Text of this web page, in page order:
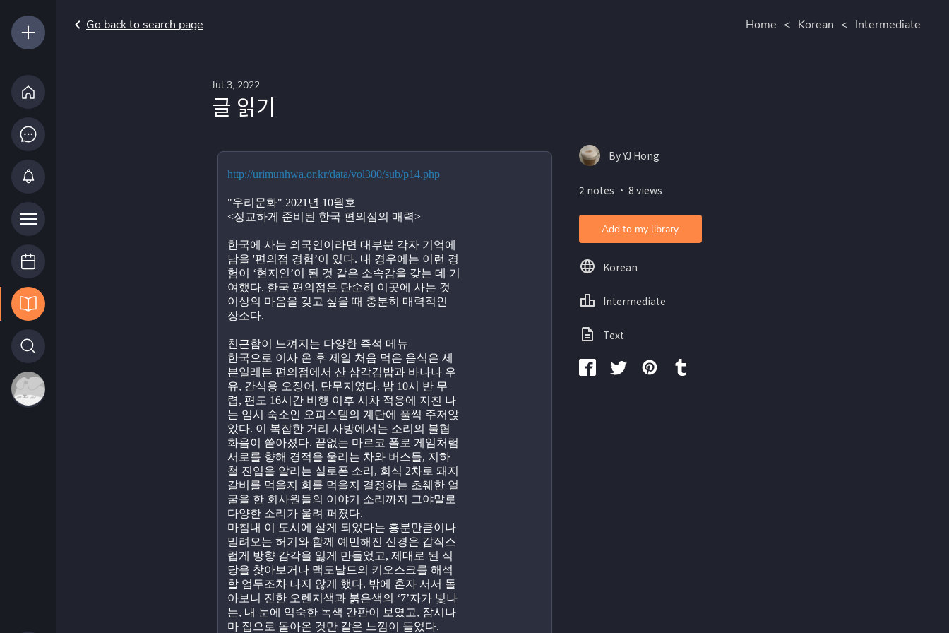
Go back to search page Home < Korean < Intermediate
Jul 3, 2022
글 읽기
http://urimunhwa.or.kr/data/vol300/sub/p14.php
"우리문화" 2021년 10월호
<정교하게 준비된 한국 편의점의 매력>
한국에 사는 외국인이라면 대부분 각자 기억에
남을 '편의점 경험’이 있다. 내 경우에는 이런 경
험이 ‘현지인’이 된 것 같은 소속감을 갖는 데 기
여했다. 한국 편의점은 단순히 이곳에 사는 것
이상의 마음을 갖고 싶을 때 충분히 매력적인
장소다.
친근함이 느껴지는 다양한 즉석 메뉴
한국으로 이사 온 후 제일 처음 먹은 음식은 세
븐일레븐 편의점에서 산 삼각김밥과 바나나 우
유, 간식용 오징어, 단무지였다. 밤 10시 반 무
렵, 편도 16시간 비행 이후 시차 적응에 지친 나
는 임시 숙소인 오피스텔의 계단에 풀썩 주저앉
았다. 이 복잡한 거리 사방에서는 소리의 불협
화음이 쏟아졌다. 끝없는 마르코 폴로 게임처럼
서로를 향해 경적을 울리는 차와 버스들, 지하
철 진입을 알리는 실로폰 소리, 회식 2차로 돼지
갈비를 먹을지 회를 먹을지 결정하는 초췌한 얼
굴을 한 회사원들의 이야기 소리까지 그야말로
다양한 소리가 울려 퍼졌다.
마침내 이 도시에 살게 되었다는 흥분만큼이나
밀려오는 허기와 함께 예민해진 신경은 갑작스
럽게 방향 감각을 잃게 만들었고, 제대로 된 식
당을 찾아보거나 맥도날드의 키오스크를 해석
할 엄두조차 나지 않게 했다. 밖에 혼자 서서 돌
아보니 진한 오렌지색과 붉은색의 ‘7’자가 빛나
는, 내 눈에 익숙한 녹색 간판이 보였고, 잠시나
마 집으로 돌아온 것만 같은 느낌이 들었다.
By YJ Hong
2 notes ・ 8 views
Add to my library
Korean
Intermediate
Text